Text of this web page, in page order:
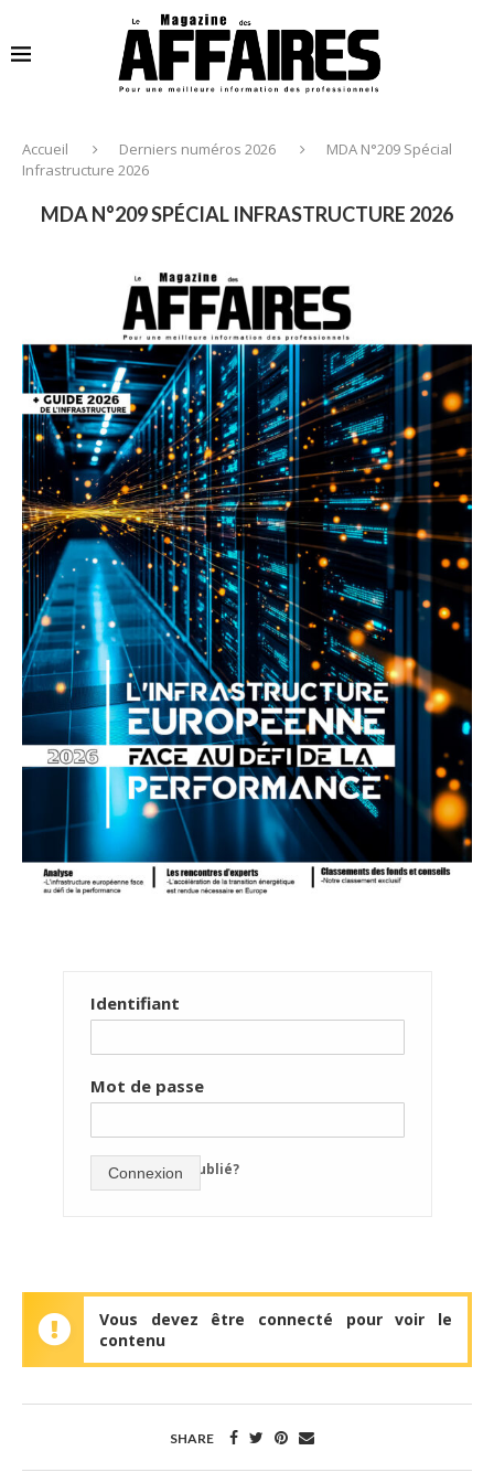
Accueil Derniers numéros 2026
MDA N°209 Spécial
Infrastructure 2026
MDA N°209 SPÉCIAL INFRASTRUCTURE 2026
Identifiant
Mot de passe
mot de passe oublié?
Connexion
Vous devez être connecté pour voir le
contenu
SHARE